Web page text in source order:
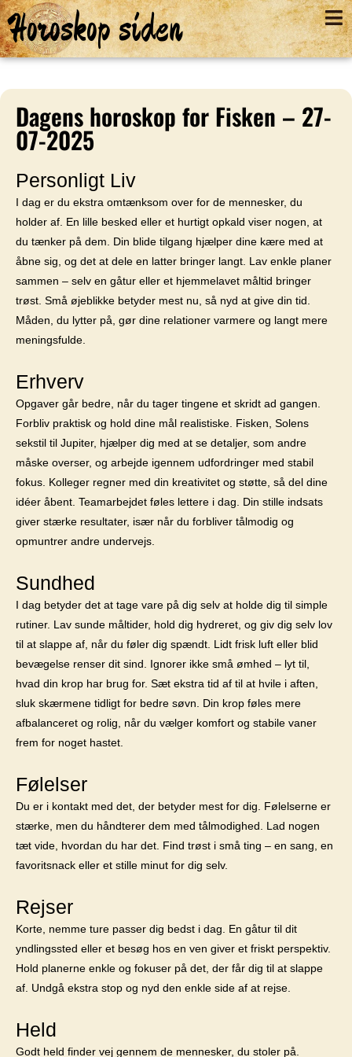
Horoskop siden
Dagens horoskop for Fisken – 27-
07-2025
Personligt Liv
I dag er du ekstra omtænksom over for de mennesker, du
holder af. En lille besked eller et hurtigt opkald viser nogen, at
du tænker på dem. Din blide tilgang hjælper dine kære med at
åbne sig, og det at dele en latter bringer langt. Lav enkle planer
sammen – selv en gåtur eller et hjemmelavet måltid bringer
trøst. Små øjeblikke betyder mest nu, så nyd at give din tid.
Måden, du lytter på, gør dine relationer varmere og langt mere
meningsfulde.
Erhverv
Opgaver går bedre, når du tager tingene et skridt ad gangen.
Forbliv praktisk og hold dine mål realistiske. Fisken, Solens
sekstil til Jupiter, hjælper dig med at se detaljer, som andre
måske overser, og arbejde igennem udfordringer med stabil
fokus. Kolleger regner med din kreativitet og støtte, så del dine
idéer åbent. Teamarbejdet føles lettere i dag. Din stille indsats
giver stærke resultater, især når du forbliver tålmodig og
opmuntrer andre undervejs.
Sundhed
I dag betyder det at tage vare på dig selv at holde dig til simple
rutiner. Lav sunde måltider, hold dig hydreret, og giv dig selv lov
til at slappe af, når du føler dig spændt. Lidt frisk luft eller blid
bevægelse renser dit sind. Ignorer ikke små ømhed – lyt til,
hvad din krop har brug for. Sæt ekstra tid af til at hvile i aften,
sluk skærmene tidligt for bedre søvn. Din krop føles mere
afbalanceret og rolig, når du vælger komfort og stabile vaner
frem for noget hastet.
Følelser
Du er i kontakt med det, der betyder mest for dig. Følelserne er
stærke, men du håndterer dem med tålmodighed. Lad nogen
tæt vide, hvordan du har det. Find trøst i små ting – en sang, en
favoritsnack eller et stille minut for dig selv.
Rejser
Korte, nemme ture passer dig bedst i dag. En gåtur til dit
yndlingssted eller et besøg hos en ven giver et friskt perspektiv.
Hold planerne enkle og fokuser på det, der får dig til at slappe
af. Undgå ekstra stop og nyd den enkle side af at rejse.
Held
Godt held finder vej gennem de mennesker, du stoler på.